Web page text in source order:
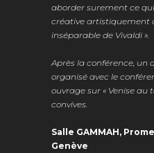
aborder surement ce
créative artistiquement
inséparable de Vivaldi ».
Après la conférence, un
organisé avec le
ouvrage sur « Venise au
convives.
Salle GAMMAH,
Genève